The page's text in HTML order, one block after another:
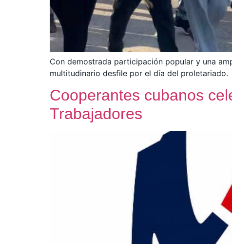
Con demostrada participación popular y una
multitudinario desfile por el día del proletariado.
Cooperantes cubanos
Trabajadores